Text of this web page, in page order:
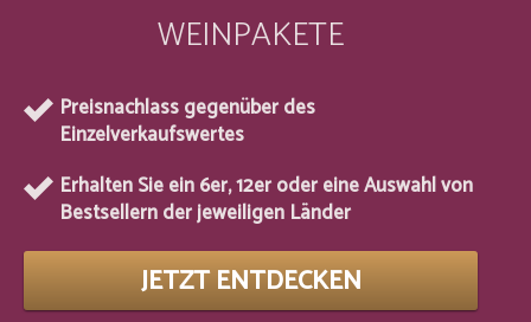
WEINPAKETE
Preisnachlass gegenüber des
Einzelverkaufswertes
Erhalten Sie ein 6er, 12er oder eine Auswahl von
Bestsellern der jeweiligen Länder
JETZT ENTDECKEN